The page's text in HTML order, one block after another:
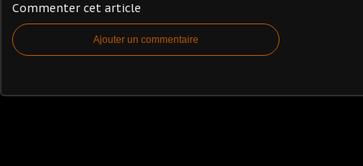
Commenter cet article
Ajouter un commentaire